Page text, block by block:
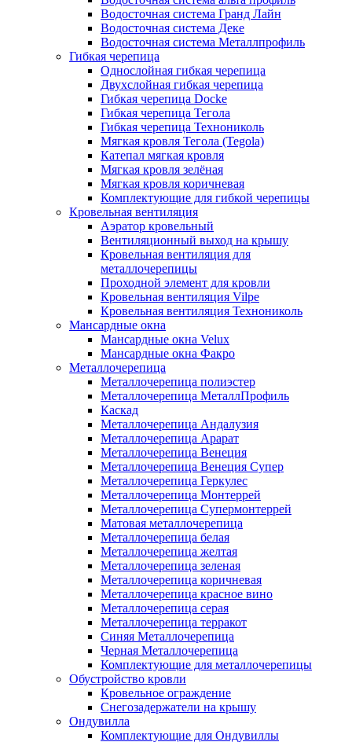
Водосточная система Гранд Лайн
Водосточная система Деке
Водосточная система Металлпрофиль
Гибкая черепица
Однослойная гибкая черепица
Двухслойная гибкая черепица
Гибкая черепица Docke
Гибкая черепица Тегола
Гибкая черепица Технониколь
Мягкая кровля Тегола (Tegola)
Катепал мягкая кровля
Мягкая кровля зелёная
Мягкая кровля коричневая
Комплектующие для гибкой черепицы
Кровельная вентиляция
Аэратор кровельный
Вентиляционный выход на крышу
Кровельная вентиляция для
металлочерепицы
Проходной элемент для кровли
Кровельная вентиляция Vilpe
Кровельная вентиляция Технониколь
Мансардные окна
Мансардные окна Velux
Мансардные окна Факро
Металлочерепица
Металлочерепица полиэстер
Металлочерепица МеталлПрофиль
Каскад
Металлочерепица Андалузия
Металлочерепица Арарат
Металлочерепица Венеция
Металлочерепица Венеция Супер
Металлочерепица Геркулес
Металлочерепица Монтеррей
Металлочерепица Супермонтеррей
Матовая металлочерепица
Металлочерепица белая
Металлочерепица желтая
Металлочерепица зеленая
Металлочерепица коричневая
Металлочерепица красное вино
Металлочерепица серая
Металлочерепица терракот
Синяя Металлочерепица
Черная Металлочерепица
Комплектующие для металлочерепицы
Обустройство кровли
Кровельное ограждение
Снегозадержатели на крышу
Ондувилла
Комплектующие для Ондувиллы